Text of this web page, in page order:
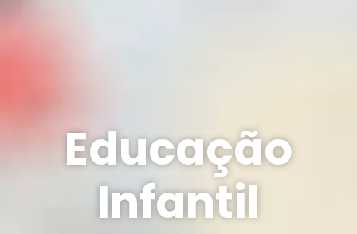
Educação
Infantil